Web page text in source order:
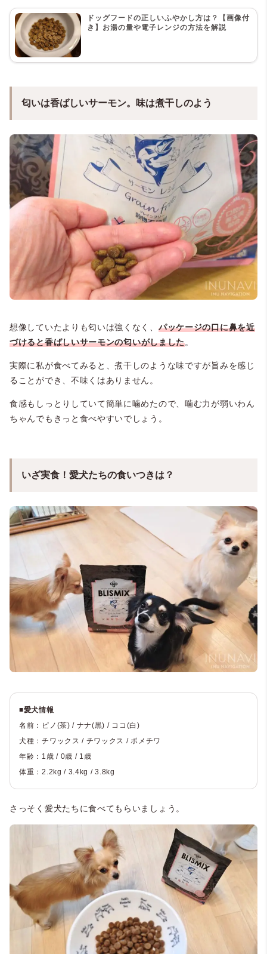
ドッグフードの正しいふやかし方は？【画像付
き】お湯の量や電子レンジの方法を解説
匂いは香ばしいサーモン。味は煮干しのよう
想像していたよりも匂いは強くなく、 パッケージの口に鼻を近
づけると香ばしいサーモンの匂いがしました。
実際に私が食べてみると、煮干しのような味ですが旨みを感じ
ることができ、不味くはありません。
食感もしっとりしていて簡単に噛めたので、噛む力が弱いわん
ちゃんでもきっと食べやすいでしょう。
いざ実食！愛犬たちの食いつきは？
■愛犬情報
名前：ピノ(茶) / ナナ(黒) / ココ(白)
犬種：チワックス / チワックス / ポメチワ
年齢：1歳 / 0歳 / 1歳
体重：2.2kg / 3.4kg / 3.8kg
さっそく愛犬たちに食べてもらいましょう。